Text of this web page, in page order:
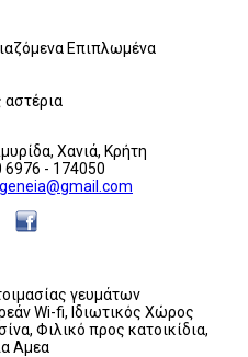
Επιπλωμένα
Χανιά, Κρήτη
6976 - 174050
γευμάτων
Wi-fi, Ιδιωτικός Χώρος
Φιλικό προς κατοικίδια,
Αμεα